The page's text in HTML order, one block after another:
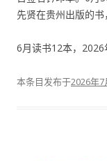
先贤在贵州出版的书
6月读书12本，2026
本条目发布于2026年7